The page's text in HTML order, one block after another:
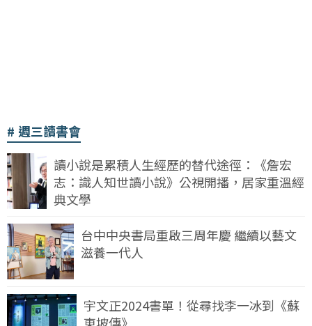
週三讀書會
讀小說是累積人生經歷的替代途徑：《詹宏
志：識人知世讀小說》公視開播，居家重溫經
典文學
台中中央書局重啟三周年慶 繼續以藝文
滋養一代人
宇文正2024書單！從尋找李一冰到《蘇